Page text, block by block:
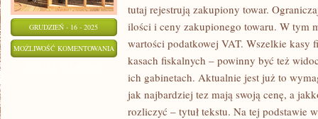
GRUDZIEŃ - 16 - 2025
MOŻLIWOŚĆ KOMENTOWANIA POŻYCZKA
ZADŁUŻONYCH
tutaj rejestrują zakupiony towar.
ilości i ceny zakupionego towaru. W tym
wartości podatkowej VAT. Wszelkie kasy
kasach fiskalnych – powinny być też
ich gabinetach. Aktualnie jest już to
jak najbardziej tez mają swoją cenę, a
rozliczyć – tytuł tekstu. Na tej podstawie